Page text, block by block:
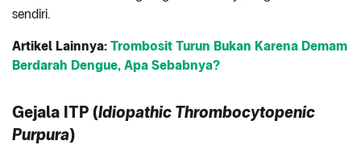
sendiri.
Artikel Lainnya: Trombosit Turun Bukan Karena Demam
Berdarah Dengue, Apa Sebabnya?
Gejala ITP (Idiopathic Thrombocytopenic
Purpura)